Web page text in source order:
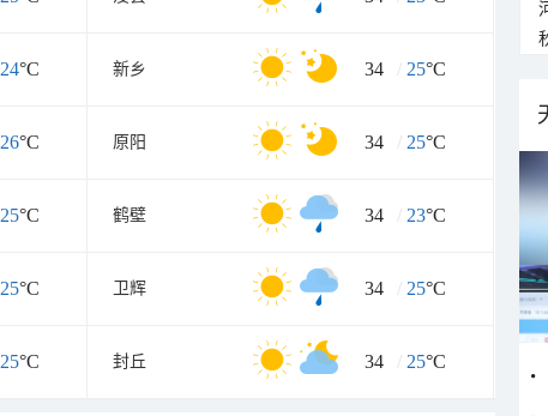
24°C 新乡 34 / 25°C
26°C 原阳 34 / 25°C
25°C 鹤壁 34 / 23°C
25°C 卫辉 34 / 25°C
25°C 封丘 34 / 25°C